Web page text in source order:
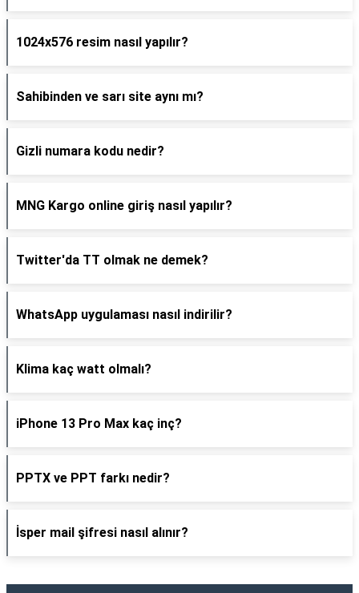
1024x576 resim nasıl yapılır?
Sahibinden ve sarı site aynı mı?
Gizli numara kodu nedir?
MNG Kargo online giriş nasıl yapılır?
Twitter'da TT olmak ne demek?
WhatsApp uygulaması nasıl indirilir?
Klima kaç watt olmalı?
iPhone 13 Pro Max kaç inç?
PPTX ve PPT farkı nedir?
İsper mail şifresi nasıl alınır?